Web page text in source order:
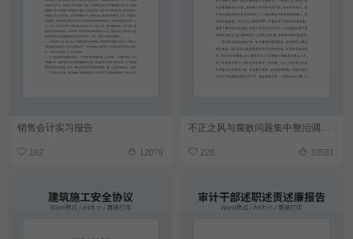
销售会计实习报告
162 12079 228 10561